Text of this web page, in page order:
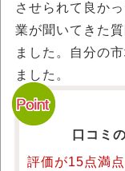
させられて良か
業が聞いてきた
ました。自分の
ました。
口コミ
評価が15点満